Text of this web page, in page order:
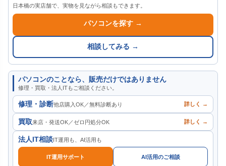
日本橋の実店舗で、実物を見ながら相談もできます。
パソコンを探す →
相談してみる →
パソコンのことなら、販売だけではありません
修理・買取・法人ITもご相談ください。
修理・診断他店購入OK／無料診断あり 詳しく →
買取来店・発送OK／ゼロ円処分OK 詳しく →
法人IT相談IT運用も、AI活用も
IT運用サポート AI活用のご相談